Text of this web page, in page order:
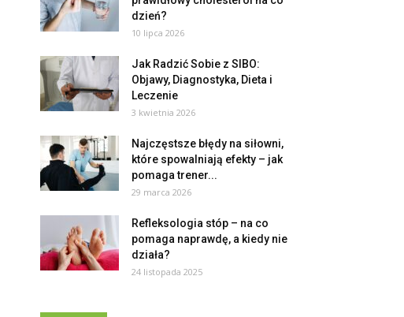
dzień?
10 lipca 2026
Jak Radzić Sobie z SIBO:
Objawy, Diagnostyka, Dieta i
Leczenie
3 kwietnia 2026
Najczęstsze błędy na siłowni,
które spowalniają efekty – jak
pomaga trener...
29 marca 2026
Refleksologia stóp – na co
pomaga naprawdę, a kiedy nie
działa?
24 listopada 2025